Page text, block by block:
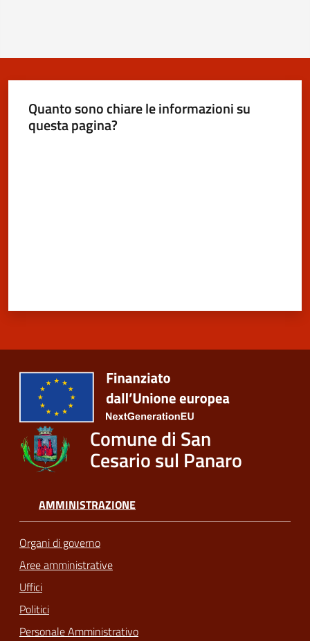
Quanto sono chiare le informazioni su
questa pagina?
Comune di San
Cesario sul Panaro
AMMINISTRAZIONE
Organi di governo
Aree amministrative
Uffici
Politici
Personale Amministrativo